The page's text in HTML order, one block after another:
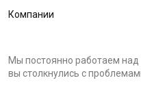
Компании
Мы постоянно работаем над
вы столкнулись с